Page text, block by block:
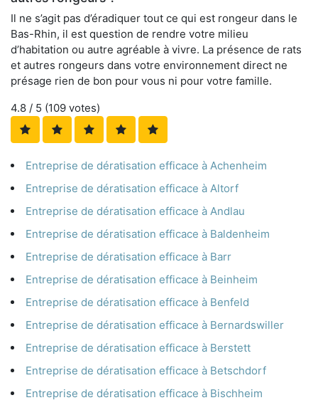
Il ne s’agit pas d’éradiquer tout ce qui est rongeur dans le
Bas-Rhin, il est question de rendre votre milieu
d’habitation ou autre agréable à vivre. La présence de rats
et autres rongeurs dans votre environnement direct ne
présage rien de bon pour vous ni pour votre famille.
4.8 / 5 (109 votes)
Entreprise de dératisation efficace à Achenheim
Entreprise de dératisation efficace à Altorf
Entreprise de dératisation efficace à Andlau
Entreprise de dératisation efficace à Baldenheim
Entreprise de dératisation efficace à Barr
Entreprise de dératisation efficace à Beinheim
Entreprise de dératisation efficace à Benfeld
Entreprise de dératisation efficace à Bernardswiller
Entreprise de dératisation efficace à Berstett
Entreprise de dératisation efficace à Betschdorf
Entreprise de dératisation efficace à Bischheim